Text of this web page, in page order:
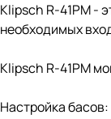
Klipsch R-41PM -
необходимых
Klipsch R-41PM
Настройка